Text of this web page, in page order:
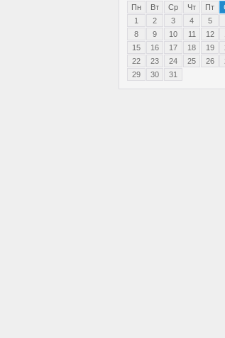
Пн Вт Ср Чт Пт
1
2 3 4 5
8
9 10 11 12
15
16 17 18 19
22
23 24 25 26
29
30 31